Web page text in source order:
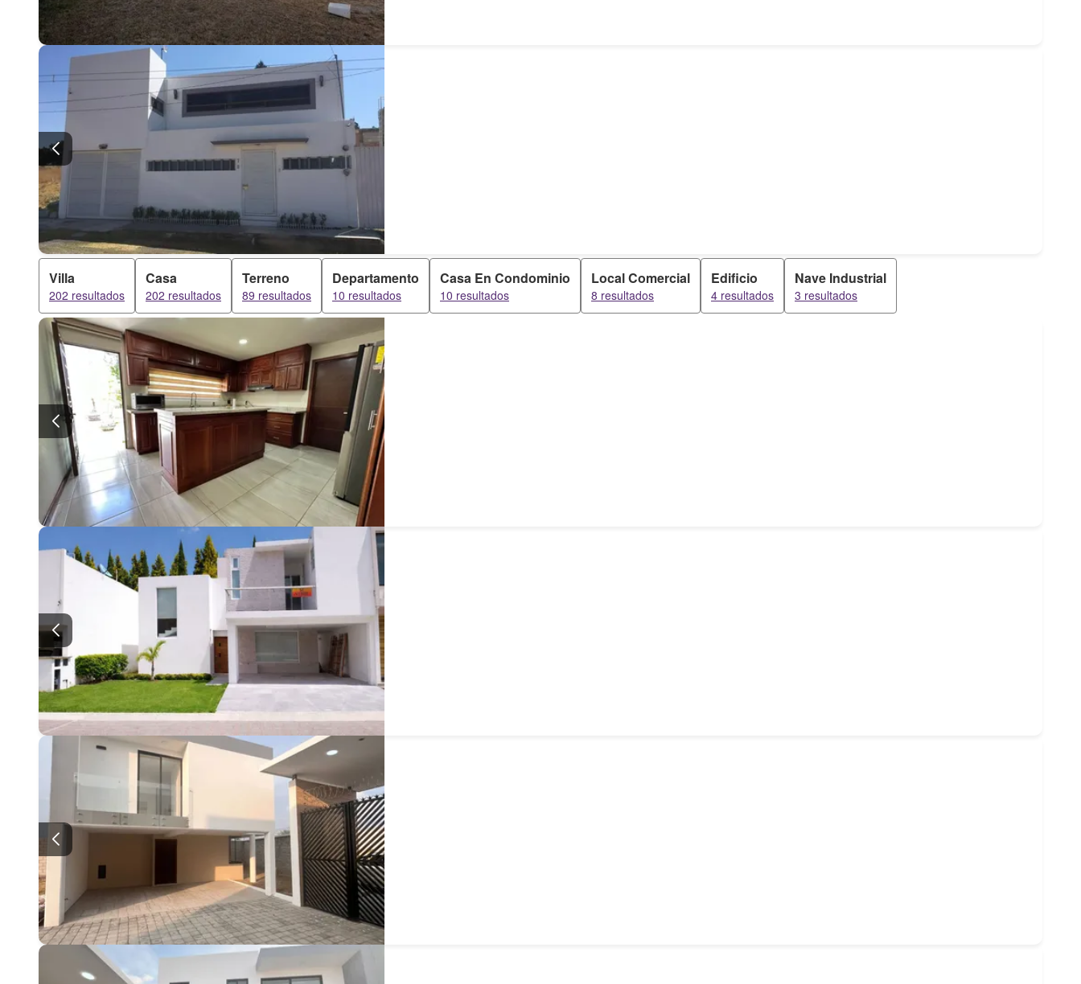
Villa
202 resultados
Casa
202 resultados
Terreno
89 resultados
Departamento
10 resultados
Casa En Condominio
10 resultados
Local Comercial
8 resultados
Edificio
4 resultados
Nave Industrial
3 resultados